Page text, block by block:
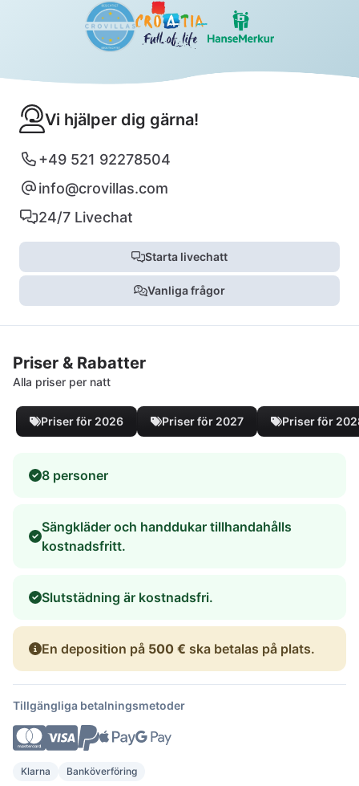
Vi hjälper dig gärna!
+49 521 92278504
info@crovillas.com
24/7 Livechat
Starta livechatt
Vanliga frågor
Priser & Rabatter
Alla priser per natt
Priser för 2026 Priser för 2027 Priser för
8 personer
Sängkläder och handdukar tillhandahålls
kostnadsfritt.
Slutstädning är kostnadsfri.
En deposition på 500 € ska betalas på plats.
Tillgängliga betalningsmetoder
Klarna Banköverföring